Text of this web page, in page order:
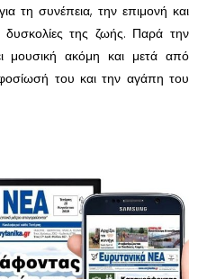
τη συνέπεια, την επιμονή και
δυσκολίες της ζωής. Παρά την
μουσική ακόμη και μετά από
του και την αγάπη του